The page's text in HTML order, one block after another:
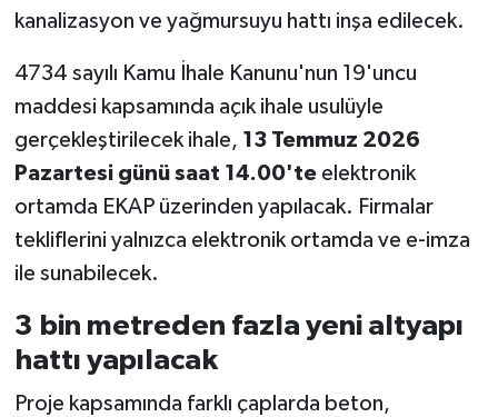
kanalizasyon ve yağmursuyu hattı inşa edilecek.
4734 sayılı Kamu İhale Kanunu'nun 19'uncu
maddesi kapsamında açık ihale usulüyle
gerçekleştirilecek ihale, 13 Temmuz 2026
Pazartesi günü saat 14.00'teelektronik
ortamda EKAP üzerinden yapılacak. Firmalar
tekliflerini yalnızca elektronik ortamda ve e-imza
ile sunabilecek.
3 bin metreden fazla yeni altyapı
hattı yapılacak
Proje kapsamında farklı çaplarda beton,